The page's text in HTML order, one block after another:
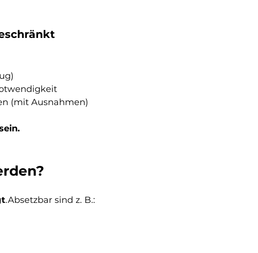
(mit Ausnahmen)
.Absetzbar sind z. B.: